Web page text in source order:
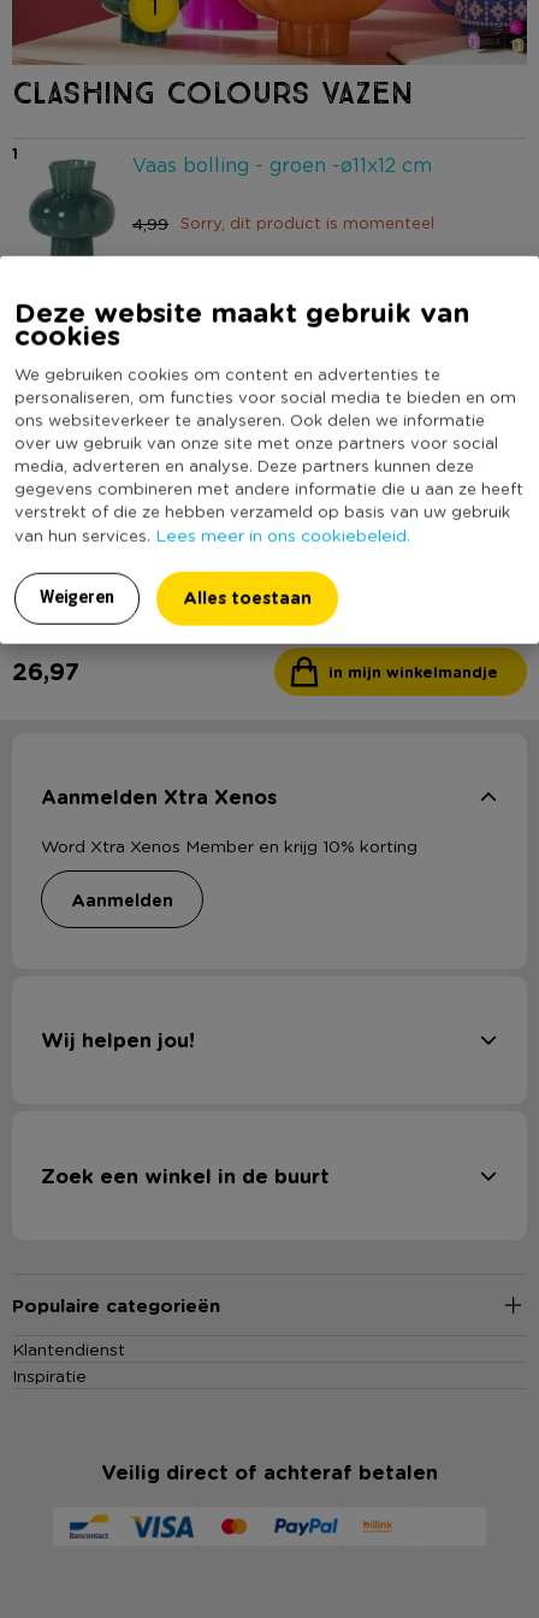
Deze website maakt gebruik van
cookies
We gebruiken cookies om content en advertenties te
personaliseren, om functies voor social media te bieden en om
ons websiteverkeer te analyseren. Ook delen we informatie
over uw gebruik van onze site met onze partners voor social
media, adverteren en analyse. Deze partners kunnen deze
gegevens combineren met andere informatie die u aan ze heeft
verstrekt of die ze hebben verzameld op basis van uw gebruik
van hun services. Lees meer in ons cookiebeleid.
Weigeren Alles toestaan
CLASHING COLOURS VAZEN
1 Vaas bolling - groen -ø11x12 cm
4,99
3,99
Sorry, dit product is momenteel
2 Vaas bolling - roze - ø16x34.5 cm
12,99 Sorry, dit product is momenteel
uitverkocht.
3 Vaas bolling - oranje - ø18x20 cm
9,99Sorry, dit product is momenteel
uitverkocht.
26,97 in mijn winkelmandje
Aanmelden Xtra Xenos
Word Xtra Xenos Member en krijg 10% korting
aanmelden
Wij helpen jou!
Zoek een winkel in de buurt
Populaire categorieën
Klantendienst
Inspiratie
Veilig direct of achteraf betalen